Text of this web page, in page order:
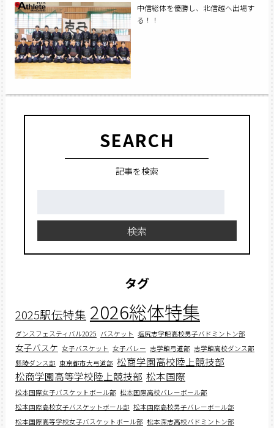
中信総体を優勝し、北信越へ出場す
る！！
SEARCH
記事を検索
検索
タグ
2025駅伝特集 2026総体特集
ダンスフェスティバル2025 バスケット 塩尻志学館高校男子バドミントン部
女子バスケ 女子バスケット 女子バレー 志学館弓道部 志学館高校ダンス部
懸陵ダンス部 東京都市大弓道部 松商学園高校陸上競技部
松商学園高等学校陸上競技部 松本国際
松本国際女子バスケットボール部 松本国際高校バレーボール部
松本国際高校女子バスケットボール部 松本国際高校男子バレーボール部
松本国際高等学校女子バスケットボール部 松本深志高校バドミントン部